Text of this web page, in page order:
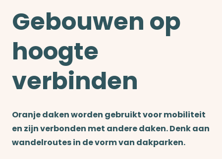
Gebouwen op
hoogte
verbinden
Oranje daken worden gebruikt voor mobiliteit
en zijn verbonden met andere daken. Denk aan
wandelroutes in de vorm van dakparken.